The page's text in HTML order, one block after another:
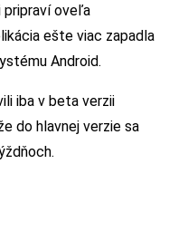
pripraví oveľa
ešte viac zapadla
Android.
iba v beta verzii
do hlavnej verzie sa